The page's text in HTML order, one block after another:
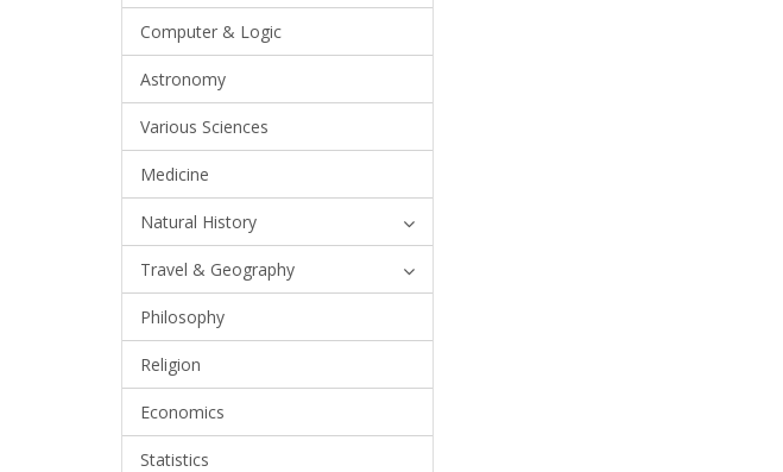
Computer & Logic
Astronomy
Various Sciences
Medicine
Natural History
Travel & Geography
Philosophy
Religion
Economics
Statistics